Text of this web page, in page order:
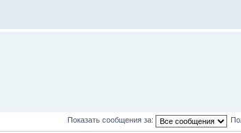
Показать сообщения за: